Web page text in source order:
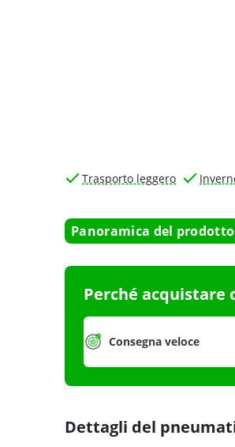
Trasporto leggero
Panoramica del prodotto
Perché acquistare
Consegna veloce
Dettagli del